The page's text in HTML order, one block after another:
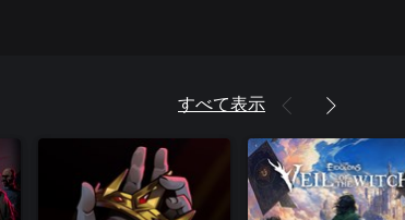
すべて表示